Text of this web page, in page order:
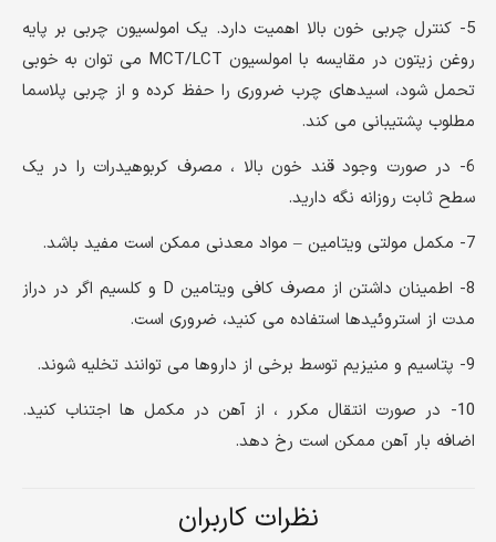
5- کنترل چربی خون بالا اهمیت دارد. یک امولسیون چربی بر پایه
روغن زیتون در مقایسه با امولسیون MCT/LCT می توان به خوبی
تحمل شود، اسیدهای چرب ضروری را حفظ کرده و از چربی پلاسما
مطلوب پشتیبانی می کند.
6- در صورت وجود قند خون بالا ، مصرف کربوهیدرات را در یک
سطح ثابت روزانه نگه دارید.
7- مکمل مولتی ویتامین – مواد معدنی ممکن است مفید باشد.
8- اطمینان داشتن از مصرف کافی ویتامین D و کلسیم اگر در دراز
مدت از استروئیدها استفاده می کنید، ضروری است.
9- پتاسیم و منیزیم توسط برخی از داروها می توانند تخلیه شوند.
10- در صورت انتقال مکرر ، از آهن در مکمل ها اجتناب کنید.
اضافه بار آهن ممکن است رخ دهد.
نظرات کاربران